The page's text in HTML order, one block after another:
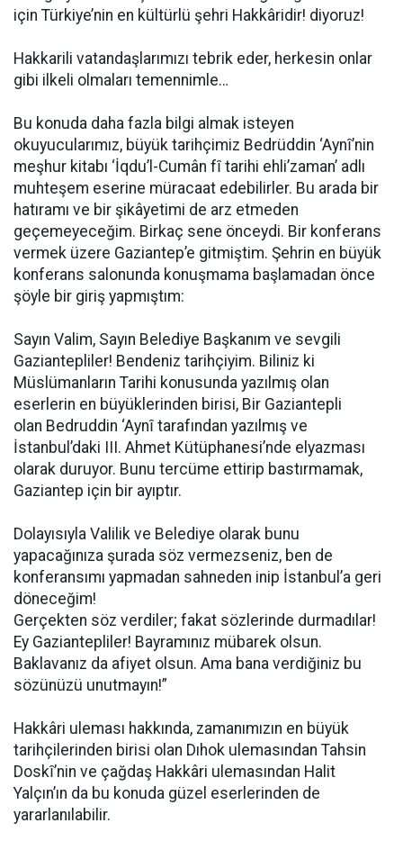
için Türkiye’nin en kültürlü şehri Hakkâridir! diyoruz!
Hakkarili vatandaşlarımızı tebrik eder, herkesin onlar
gibi ilkeli olmaları temennimle…
Bu konuda daha fazla bilgi almak isteyen
okuyucularımız, büyük tarihçimiz Bedrüddin ‘Aynȋ’nin
meşhur kitabı ‘İqdu’l-Cumân fȋ tarihi ehli’zaman’ adlı
muhteşem eserine müracaat edebilirler. Bu arada bir
hatıramı ve bir şikâyetimi de arz etmeden
geçemeyeceğim. Birkaç sene önceydi. Bir konferans
vermek üzere Gaziantep’e gitmiştim. Şehrin en büyük
konferans salonunda konuşmama başlamadan önce
şöyle bir giriş yapmıştım:
Sayın Valim, Sayın Belediye Başkanım ve sevgili
Gaziantepliler! Bendeniz tarihçiyim. Biliniz ki
Müslümanların Tarihi konusunda yazılmış olan
eserlerin en büyüklerinden birisi, Bir Gaziantepli
olan Bedruddin ‘Aynȋ tarafından yazılmış ve
İstanbul’daki III. Ahmet Kütüphanesi’nde elyazması
olarak duruyor. Bunu tercüme ettirip bastırmamak,
Gaziantep için bir ayıptır.
Dolayısıyla Valilik ve Belediye olarak bunu
yapacağınıza şurada söz vermezseniz, ben de
konferansımı yapmadan sahneden inip İstanbul’a geri
döneceğim!
Gerçekten söz verdiler; fakat sözlerinde durmadılar!
Ey Gaziantepliler! Bayramınız mübarek olsun.
Baklavanız da afiyet olsun. Ama bana verdiğiniz bu
sözünüzü unutmayın!”
Hakkâri uleması hakkında, zamanımızın en büyük
tarihçilerinden birisi olan Dıhok ulemasından Tahsin
Doskȋ’nin ve çağdaş Hakkâri ulemasından Halit
Yalçın’ın da bu konuda güzel eserlerinden de
yararlanılabilir.